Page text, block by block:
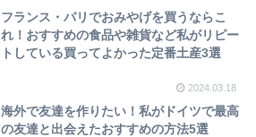
フランス・パリでおみやげを買うならこ
れ！おすすめの食品や雑貨など私がリピー
トしている買ってよかった定番土産3選
2024.03.18
海外で友達を作りたい！私がドイツで最高
の友達と出会えたおすすめの方法5選